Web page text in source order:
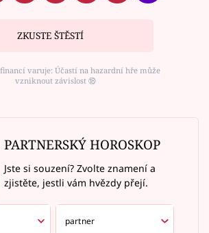
ZKUSTE ŠTĚSTÍ
varuje: Účastí na hazardní hře může
vzniknout závislost ⑱
PARTNERSKÝ HOROSKOP
Jste si souzení? Zvolte znamení a
zjistěte, jestli vám hvězdy přejí.